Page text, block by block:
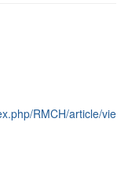
RMCH/article/vie